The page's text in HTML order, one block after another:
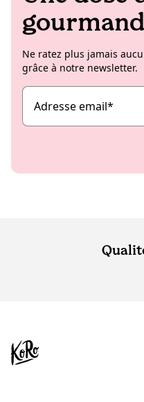
Ne ratez plus jamais
grâce à notre newsletter.
Adresse email*